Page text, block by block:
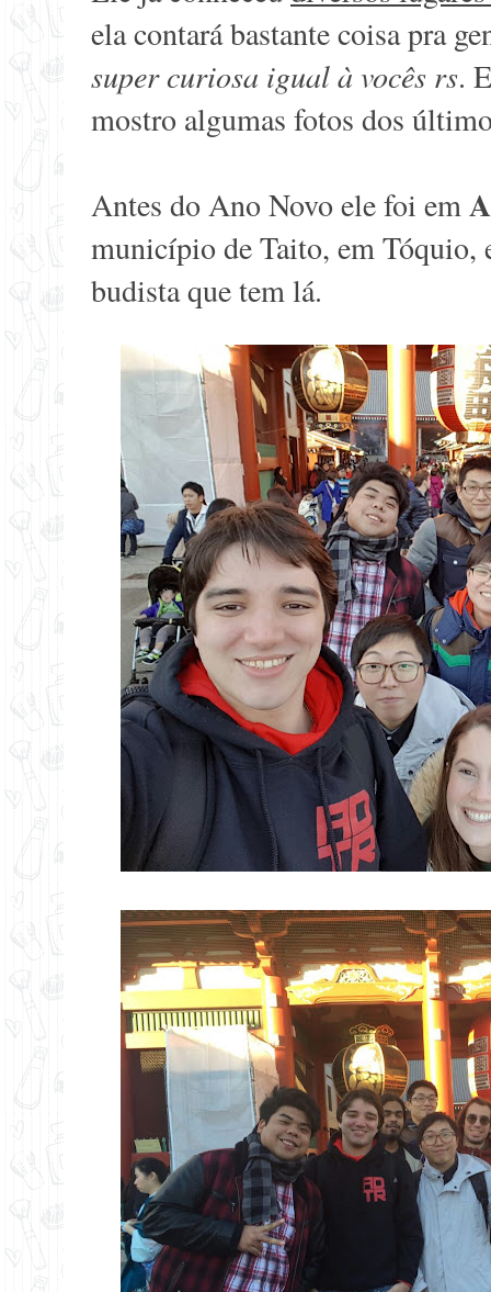
ela contará bastante coisa pra
super curiosa igual à vocês rs.
mostro algumas fotos dos
Antes do Ano Novo ele foi em
município de Taito, em Tóquio,
budista que tem lá.